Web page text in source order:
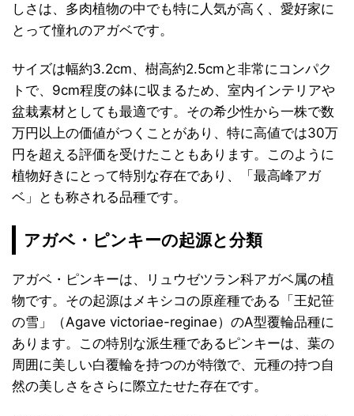
しさは、多肉植物の中でも特に人気が高く、愛好家に
とって憧れのアガベです。
サイズは幅約3.2cm、樹高約2.5cmと非常にコンパク
トで、9cm程度の鉢に収まるため、室内インテリアや
盆栽素材としても最適です。その希少性から一株で数
万円以上の価値がつくことがあり、特に高値では30万
円を超える評価を受けたこともあります。このように
植物好きにとって特別な存在であり、「最高峰アガ
ベ」とも称される品種です。
アガベ・ピンキーの起源と分類
アガベ・ピンキーは、リュウゼツラン科アガベ属の植
物です。その起源はメキシコの原産種である「王妃笹
の雪」（Agave victoriae-reginae）のA型覆輪品種に
あります。この特別な派生種であるピンキーは、葉の
周囲に美しい白覆輪を持つのが特徴で、元種の持つ自
然の美しさをさらに際立たせた存在です。